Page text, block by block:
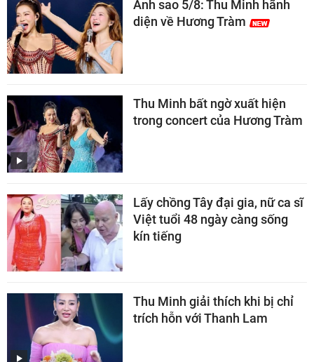
Ảnh sao 5/8: Thu Minh hãnh
diện về Hương Tràm
Thu Minh bất ngờ xuất hiện
trong concert của Hương Tràm
Lấy chồng Tây đại gia, nữ ca sĩ
Việt tuổi 48 ngày càng sống
kín tiếng
Thu Minh giải thích khi bị chỉ
trích hỗn với Thanh Lam